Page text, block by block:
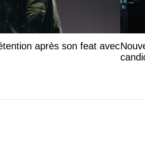
après son feat avec